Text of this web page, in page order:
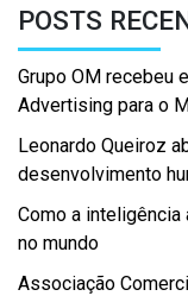
POSTS
Grupo OM recebeu
Advertising para o
Leonardo Queiroz
desenvolvimento
Como a
no mundo
Associação